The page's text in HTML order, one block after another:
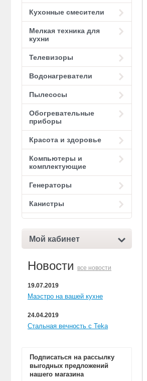
Кухонные смесители
Мелкая техника для
кухни
Телевизоры
Водонагреватели
Пылесосы
Обогревательные
приборы
Красота и здоровье
Компьютеры и
комплектующие
Генераторы
Канистры
Мой кабинет
Новости все новости
19.07.2019
Маэстро на вашей кухне
24.04.2019
Стальная вечность с Teka
Подписаться на рассылку
выгодных предложений
нашего магазина